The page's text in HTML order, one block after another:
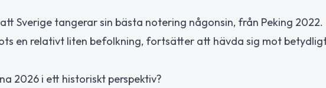
Sverige tangerar sin bästa notering någonsin, från Peking
en relativt liten befolkning, fortsätter att hävda sig mot
2026 i ett historiskt perspektiv?